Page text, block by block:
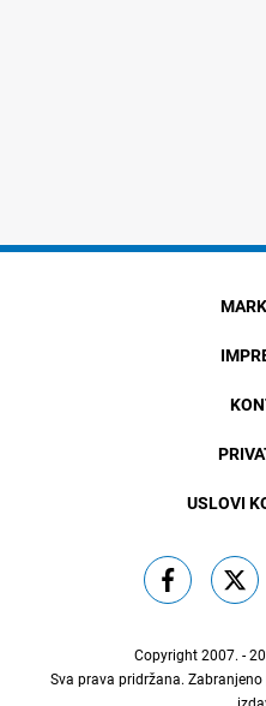
USLOVI
Copyright 2007. -
Sva prava pridržana.